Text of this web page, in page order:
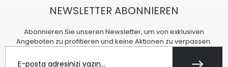
NEWSLETTER ABONNIEREN
Abonnieren Sie unseren Newsletter, um von exklusiven
Angeboten zu profitieren und keine Aktionen zu verpassen.